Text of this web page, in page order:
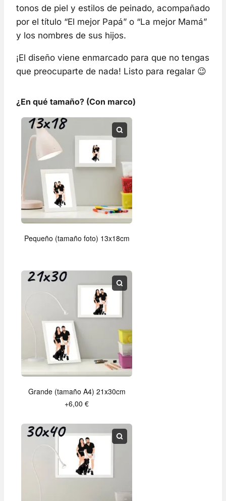
tonos de piel y estilos de peinado, acompañado
por el título “El mejor Papá” o “La mejor Mamá”
y los nombres de sus hijos.
¡El diseño viene enmarcado para que no tengas
que preocuparte de nada! Listo para regalar 😉
¿En qué tamaño? (Con marco)
Pequeño (tamaño foto) 13x18cm
Grande (tamaño A4) 21x30cm
+6,00 €